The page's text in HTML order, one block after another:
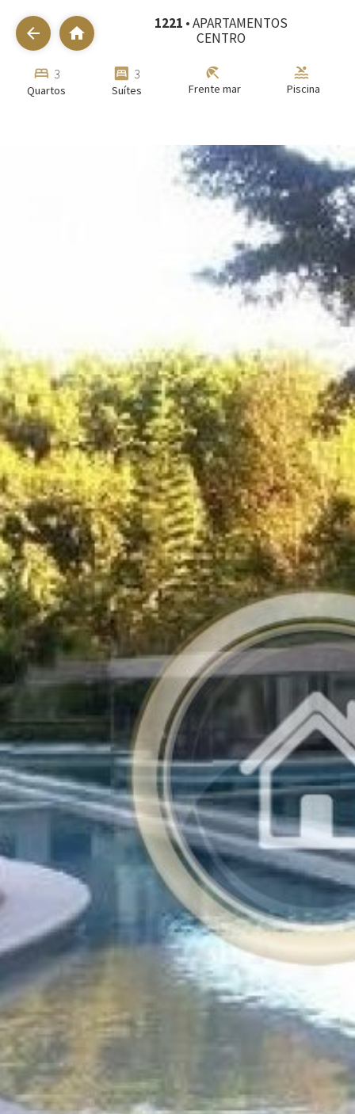
arrow_back home
1221 • APARTAMENTOS
CENTRO
bed 3
Quartos
bedroom_parent 3
Suítes
beach_access
Frente mar
pool
Piscina